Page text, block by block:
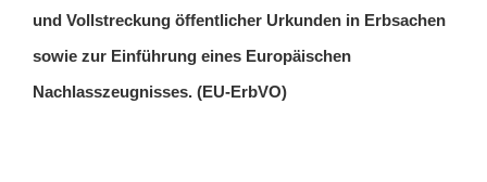
und Vollstreckung öffentlicher Urkunden in Erbsachen
sowie zur Einführung eines Europäischen
Nachlasszeugnisses. (EU-ErbVO)